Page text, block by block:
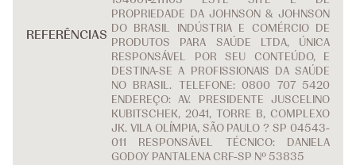
REFERÊNCIAS
PROPRIEDADE DA JOHNSON & JOHNSON
DO BRASIL INDÚSTRIA E COMÉRCIO DE
PRODUTOS PARA SAÚDE LTDA, ÚNICA
RESPONSÁVEL POR SEU CONTEÚDO, E
DESTINA-SE A PROFISSIONAIS DA SAÚDE
NO BRASIL. TELEFONE: 0800 707 5420
ENDEREÇO: AV. PRESIDENTE JUSCELINO
KUBITSCHEK, 2041, TORRE B, COMPLEXO
JK. VILA OLÍMPIA, SÃO PAULO ? SP 04543-
011 RESPONSÁVEL TÉCNICO: DANIELA
GODOY PANTALENA CRF-SP Nº 53835